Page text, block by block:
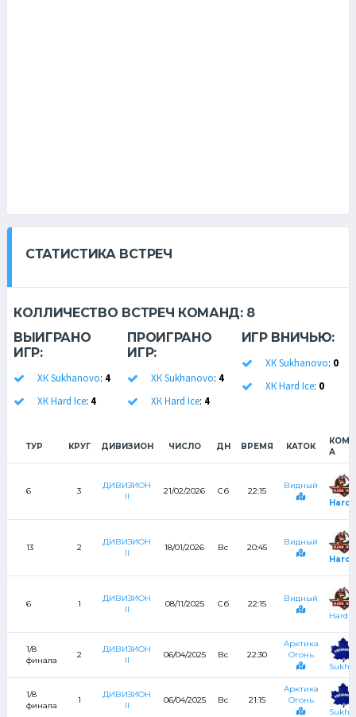
СТАТИСТИКА ВСТРЕЧ
КОЛЛИЧЕСТВО ВСТРЕЧ КОМАНД: 8
ВЫИГРАНО
ИГР:
ХК Sukhanovo: 4
ХК Hard Ice: 4
ПРОИГРАНО
ИГР:
ХК Sukhanovo: 4
ХК Hard Ice: 4
ИГР ВНИЧЬЮ:
ХК Sukhanovo: 0
ХК Hard Ice: 0
ТУР КРУГ ДИВИЗИОН ЧИСЛО ДН ВРЕМЯ КАТОК
А
6 3
ДИВИЗИОН
II
21/02/2026 Сб 22:15
Видный
Hard
13 2
ДИВИЗИОН
II
18/01/2026 Вс 20:45
Видный
Hard
6 1
ДИВИЗИОН
II
08/11/2025 Сб 22:15
Видный
Hard
1/8
финала
2
ДИВИЗИОН
II
06/04/2025 Вс 22:30
Арктика
Огонь
1/8
финала
1
ДИВИЗИОН
II
06/04/2025 Вс 21:15
Арктика
Огонь